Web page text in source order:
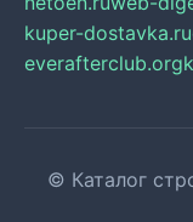
kuper-dostavka.ru
everafterclub.org
© Каталог